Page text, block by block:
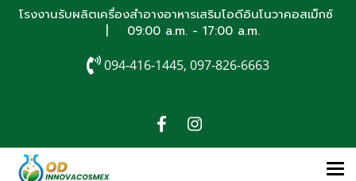
โรงงานรับผลิตเครื่องสำอางอาหารเสริมโอดีอินโนวาคอสเม็กซ์
| 09:00 a.m. - 17:00 a.m.
094-416-1445, 097-826-6663